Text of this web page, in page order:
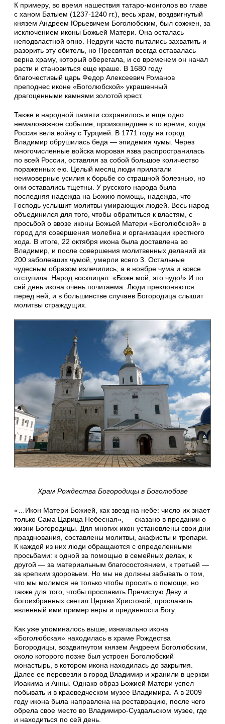
К примеру, во время нашествия татаро-монголов во главе
с ханом Батыем (1237-1240 гг.), весь храм, воздвигнутый
князем Андреем Юрьевичем Боголюбским, был сожжен, за
исключением иконы Божьей Матери. Она осталась
неподвластной огню. Недруги часто пытались захватить и
разорить эту обитель, но Пресвятая всегда оставалась
верна храму, который оберегала, и со временем он начал
расти и становиться еще краше. В 1680 году
благочестивый царь Федор Алексеевич Романов
преподнес иконе «Боголюбской» украшенный
драгоценными камнями золотой крест.
Также в народной памяти сохранилось и еще одно
немаловажное событие, произошедшее в то время, когда
Россия вела войну с Турцией. В 1771 году на город
Владимир обрушилась беда — эпидемия чумы. Через
многочисленные войска моровая язва распространилась
по всей России, оставляя за собой большое количество
пораженных ею. Целый месяц люди прилагали
неимоверные усилия к борьбе со страшной болезнью, но
они оставались тщетны. У русского народа была
последняя надежда на Божию помощь, надежда, что
Господь услышит молитвы умирающих людей. Весь народ
объединился для того, чтобы обратиться к властям, с
просьбой о ввозе иконы Божьей Матери «Боголюбской» в
город для совершения молебна и организации крестного
хода. В итоге, 22 октября икона была доставлена во
Владимир, и после совершения молитвенных деланий из
200 заболевших чумой, умерли всего 3. Остальные
чудесным образом излечились, а в ноябре чума и вовсе
отступила. Народ восклицал: «Боже мой, это чудо!» И по
сей день икона очень почитаема. Люди преклоняются
перед ней, и в большинстве случаев Богородица слышит
молитвы страждущих.
Храм Рождества Богородицы в Боголюбове
«…Икон Матери Божией, как звезд на небе: число их знает
только Сама Царица Небесная», — сказано в предании о
жизни Богородицы. Для многих икон установлены свои дни
празднования, составлены молитвы, акафисты и тропари.
К каждой из них люди обращаются с определенными
просьбами: к одной за помощью в семейных делах, к
другой — за материальным благосостоянием, к третьей —
за крепким здоровьем. Но мы не должны забывать о том,
что мы молимся не только чтобы просить о помощи, но
также для того, чтобы прославить Пречистую Деву и
богоизбранных светил Церкви Христовой, прославить
явленный ими пример веры и преданности Богу.
Как уже упоминалось выше, изначально икона
«Боголюбская» находилась в храме Рождества
Богородицы, воздвигнутом князем Андреем Боголюбским,
около которого позже был устроен Боголюбский
монастырь, в котором икона находилась до закрытия.
Далее ее перевезли в город Владимир и хранили в церкви
Иоакима и Анны. Однако образ Божией Матери успел
побывать и в краеведческом музее Владимира. А в 2009
году икона была направлена на реставрацию, после чего
обрела свое место во Владимиро-Суздальском музее, где
и находиться по сей день.